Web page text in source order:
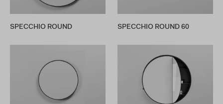
SPECCHIO ROUND SPECCHIO ROUND 60